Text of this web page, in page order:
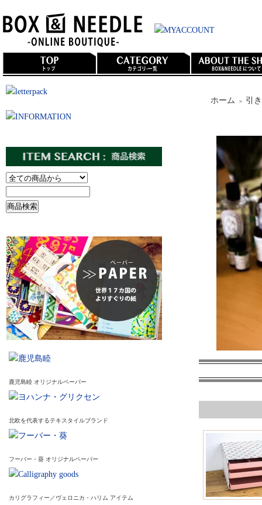
鹿児島睦 オリジナルペーパー
北欧を代表するテキスタイルブランド
フーバー・葵 オリジナルペーパー
カリグラフィー／ヴェロニカ・ハリム アイテム
ホーム ＞ 引